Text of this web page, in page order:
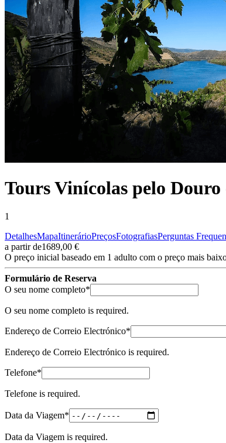
Tours Vinícolas pelo
1
DetalhesMapaItinerárioPreçosFotografiasPerguntas
a partir de1689,00 €
O preço inicial baseado em 1 adulto com o preço mais
Formulário de Reserva
O seu nome completo*
O seu nome completo is required.
Endereço de Correio Electrónico*
Endereço de Correio Electrónico is required.
Telefone*
Telefone is required.
Data da Viagem* (required)
Data da Viagem is required.